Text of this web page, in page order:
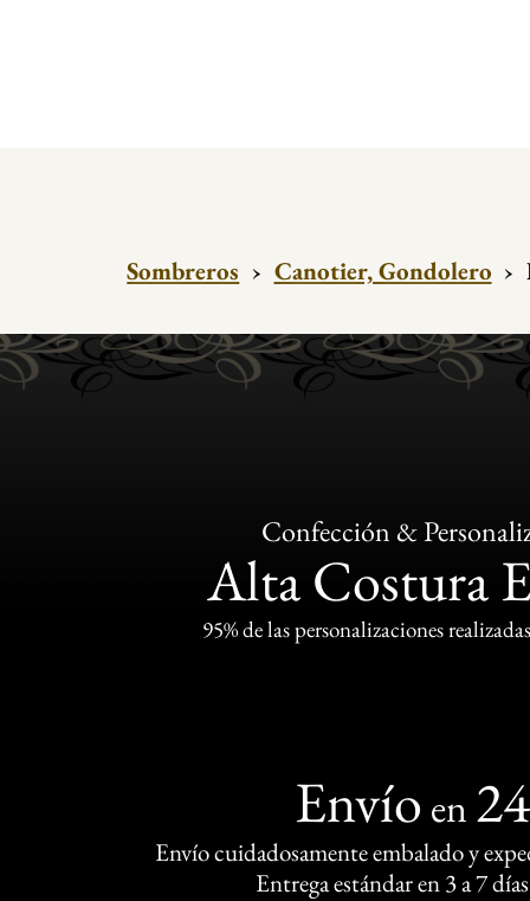
Sombreros › Canotier, Gondolero ›
Confección &
Alta Costura
95% de las personalizaciones
Envío en
Envío cuidadosamente embalado y
Entrega estándar en 3 a 7